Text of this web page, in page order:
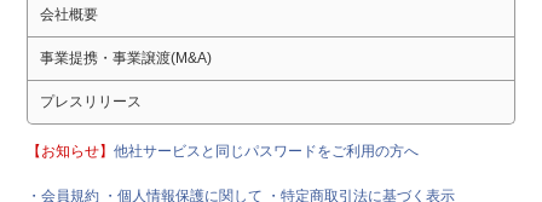
会社概要
事業提携・事業譲渡(M&A)
プレスリリース
【お知らせ】他社サービスと同じパスワードをご利用の方へ
・会員規約 ・個人情報保護に関して ・特定商取引法に基づく表示